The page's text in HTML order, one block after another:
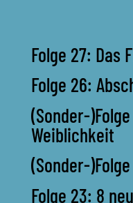
Folge 27: Das
Folge 26:
(Sonder-
Weiblichkeit
(Sonder-
Folge 23: 8